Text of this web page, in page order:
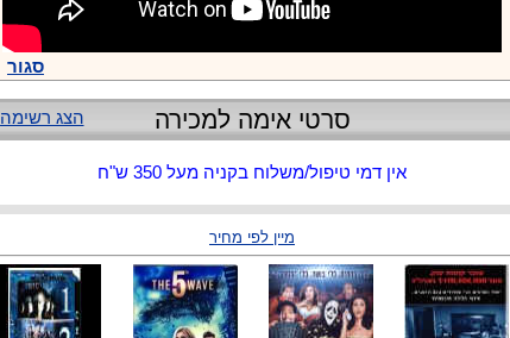
סגור
הצג רשימה סרטי אימה למכירה
אין דמי טיפול/משלוח בקניה מעל 350 ש"ח
מיין לפי מחיר